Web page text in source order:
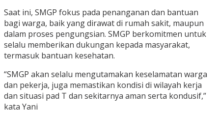
Saat ini, SMGP fokus pada penanganan dan bantuan
bagi warga, baik yang dirawat di rumah sakit, maupun
dalam proses pengungsian. SMGP berkomitmen untuk
selalu memberikan dukungan kepada masyarakat,
termasuk bantuan kesehatan.
“SMGP akan selalu mengutamakan keselamatan warga
dan pekerja, juga memastikan kondisi di wilayah kerja
dan situasi pad T dan sekitarnya aman serta kondusif,”
kata Yani